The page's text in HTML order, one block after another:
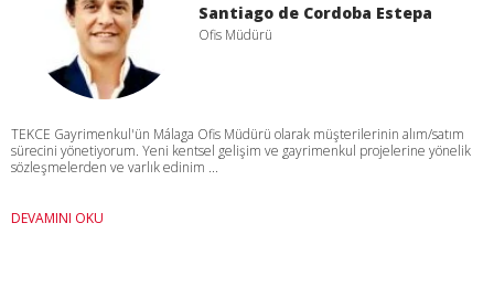
Santiago de Cordoba Estepa
Ofis Müdürü
TEKCE Gayrimenkul'ün Málaga Ofis Müdürü olarak müşterilerinin alım/satım
sürecini yönetiyorum. Yeni kentsel gelişim ve gayrimenkul projelerine yönelik
sözleşmelerden ve varlık edinim ...
DEVAMINI OKU